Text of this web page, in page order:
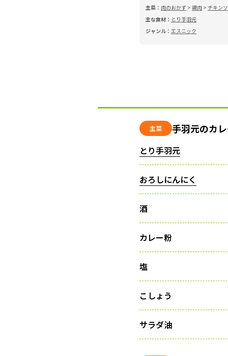
主菜： 肉のおかず > 鶏肉 > チキン
主な食材： とり手羽元
ジャンル： エスニック
主菜 手羽元のカ
とり手羽元
おろしにんにく
酒
カレー粉
塩
こしょう
サラダ油